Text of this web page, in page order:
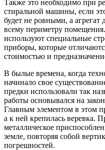
Также это необходимо при
стиральной машины, если
будет не ровными, а агрегат
всему периметру
используют специальные
приборы, которые
стоимостью и
В былые времена, когда
начинало свое
предки использовали так
работы основывался на
Главным элементом в этом
а к ней крепилась веревка.
металлическое
земле, повторяя собой
погрешностей.